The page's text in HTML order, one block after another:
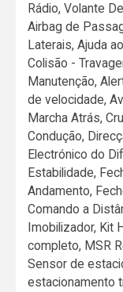
Rádio, Volante
Airbag de
Laterais, Ajuda
Colisão -
Manutenção,
de velocidade,
Marcha Atrás,
Condução,
Electrónico do
Estabilidade,
Andamento,
Comando a
Imobilizador, Kit
completo, MSR
Sensor de
estacionamento